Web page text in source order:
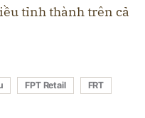
tỉnh thành trên cả
FPT Retail
FRT